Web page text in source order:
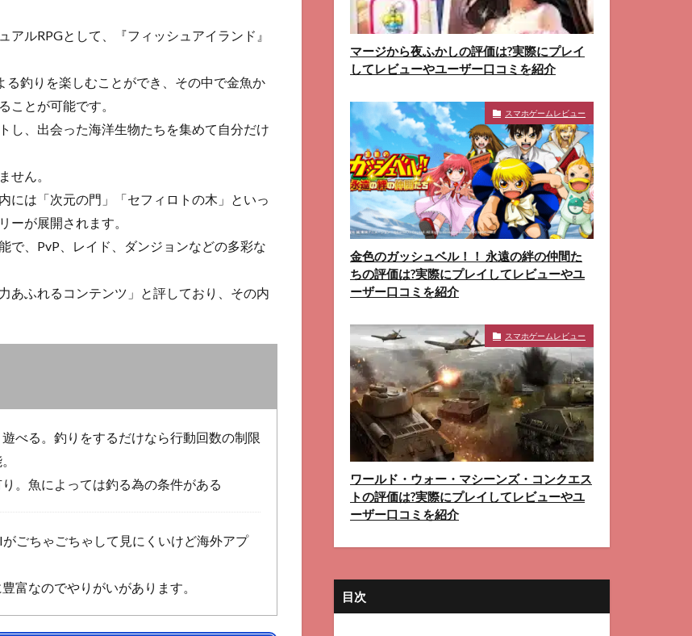
ルRPGとして、『フィッシュアイランド』
釣りを楽しむことができ、その中で金魚か
ことが可能です。
し、出会った海洋生物たちを集めて自分だけ
せん。
には「次元の門」「セフィロトの木」といっ
ーが展開されます。
で、PvP、レイド、ダンジョンなどの多彩な
あふれるコンテンツ」と評しており、その内
べる。釣りをするだけなら行動回数の制限
。魚によっては釣る為の条件がある
ごちゃごちゃして見にくいけど海外アプ
富なのでやりがいがあります。
マージから夜ふかしの評価は?実際にプレイ
してレビューやユーザー口コミを紹介
スマホゲームレビュー
金色のガッシュベル！！ 永遠の絆の仲間た
ちの評価は?実際にプレイしてレビューやユ
ーザー口コミを紹介
スマホゲームレビュー
ワールド・ウォー・マシーンズ・コンクエス
トの評価は?実際にプレイしてレビューやユ
ーザー口コミを紹介
目次